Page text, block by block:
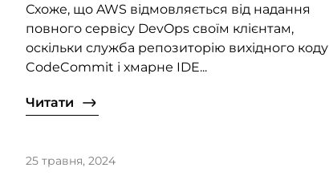
Схоже, що AWS відмовляється від надання
повного сервісу DevOps своїм клієнтам,
оскільки служба репозиторію вихідного коду
CodeCommit і хмарне IDE...
Читати
25 травня, 2024